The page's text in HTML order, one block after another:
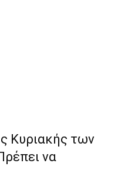
Κυριακής των
να